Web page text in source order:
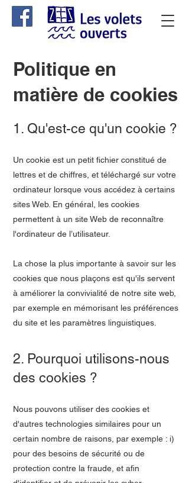
Politique en
matière de cookies
1. Qu'est-ce qu'un cookie ?
Un cookie est un petit fichier constitué de
lettres et de chiffres, et téléchargé sur votre
ordinateur lorsque vous accédez à certains
sites Web. En général, les cookies
permettent à un site Web de reconnaître
l'ordinateur de l’utilisateur.
La chose la plus importante à savoir sur les
cookies que nous plaçons est qu'ils servent
à améliorer la convivialité de notre site web,
par exemple en mémorisant les préférences
du site et les paramètres linguistiques.
2. Pourquoi utilisons-nous
des cookies ?
Nous pouvons utiliser des cookies et
d'autres technologies similaires pour un
certain nombre de raisons, par exemple : i)
pour des besoins de sécurité ou de
protection contre la fraude, et afin